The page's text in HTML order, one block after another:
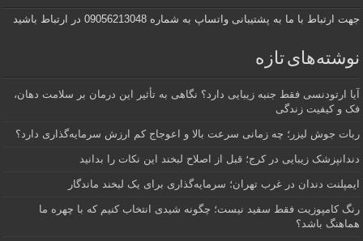
جهت ارتباط با ما به پشتیبانی واتساپ به شماره 09056213048 در ارتباط باشید
نوشته‌های تازه
آیا ارتودنسی فقط جنبه زیبایی دارد؟ نگاهی به تأثیر این درمان بر سلامت دهان،
فک و کیفیت زندگی
ربات جوش لیزر؛ چه زمانی سرعت بالا و اعوجاج کم ارزش سرمایه‌گذاری دارد؟
دندانپزشک زیبایی در کرج؛ قبل از اصلاح لبخند این نکات را بدانید
ایمپلنت دندان در غرب تهران؛ سرمایه‌گذاری برای یک لبخند ماندگار
رنگ کامپوزیت فقط سفید نیست؛ چگونه شیدی انتخاب کنیم که با چهره ما
هماهنگ باشد؟